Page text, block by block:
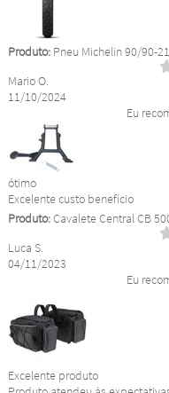
Produto:Pneu Michelin 90/90-
Mario O.
11/10/2024
Eu
ótimo
Excelente custo benefício
Produto:Cavalete Central CB
Luca S.
04/11/2023
Eu
Excelente produto